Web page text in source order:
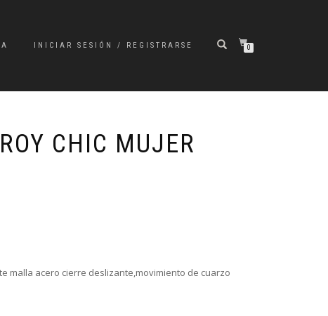
INICIAR SESIÓN / REGISTRARSE 0
CHIC MUJER
malla acero cierre deslizante,movimiento de cuarzo